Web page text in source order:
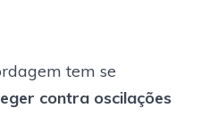
tem se
contra oscilações